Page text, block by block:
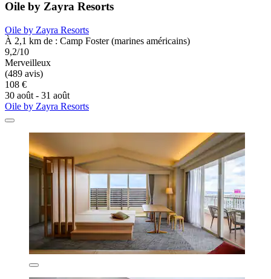
Oile by Zayra Resorts
Oile by Zayra Resorts
À 2,1 km de : Camp Foster (marines américains)
9,2/10
Merveilleux
(489 avis)
108 €
30 août - 31 août
Oile by Zayra Resorts